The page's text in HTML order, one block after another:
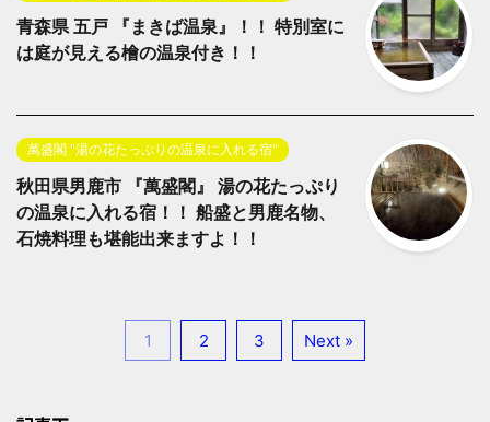
青森県 五戸 『まきば温泉』！！ 特別室に
は庭が見える檜の温泉付き！！
萬盛閣 "湯の花たっぷりの温泉に入れる宿"
秋田県男鹿市 『萬盛閣』 湯の花たっぷり
の温泉に入れる宿！！ 船盛と男鹿名物、
石焼料理も堪能出来ますよ！！
1 2 3 Next »